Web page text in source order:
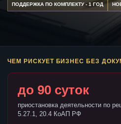
ПОДДЕРЖКА ПО КОМПЛЕКТУ - 1 ГОД
ЧЕМ РИСКУЕТ БИЗНЕС БЕЗ
до 90 суток
приостановка деятельности по
5.27.1, 20.4 КоАП РФ